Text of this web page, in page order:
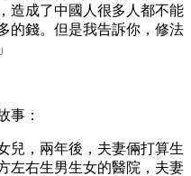
造成了中國人很多人都不能
的錢。但是我告訴你，修法
事：
兒，兩年後，夫妻倆打算生
左右生男生女的醫院，夫妻